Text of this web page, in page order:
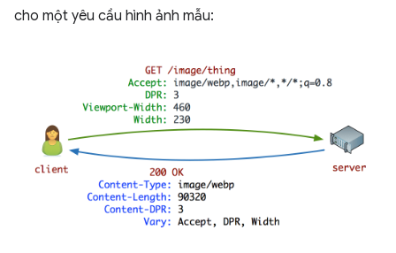
cho một yêu cầu hình ảnh mẫu: